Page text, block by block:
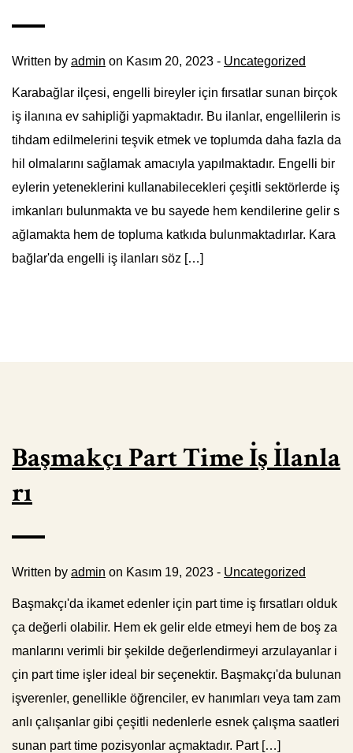
Written by admin on Kasım 20, 2023 - Uncategorized
Karabağlar ilçesi, engelli bireyler için fırsatlar sunan birçok
iş ilanına ev sahipliği yapmaktadır. Bu ilanlar, engellilerin is
tihdam edilmelerini teşvik etmek ve toplumda daha fazla da
hil olmalarını sağlamak amacıyla yapılmaktadır. Engelli bir
eylerin yeteneklerini kullanabilecekleri çeşitli sektörlerde iş
imkanları bulunmakta ve bu sayede hem kendilerine gelir s
ağlamakta hem de topluma katkıda bulunmaktadırlar. Kara
bağlar'da engelli iş ilanları söz […]
Başmakçı Part Time İş İlanla
rı
Written by admin on Kasım 19, 2023 - Uncategorized
Başmakçı'da ikamet edenler için part time iş fırsatları olduk
ça değerli olabilir. Hem ek gelir elde etmeyi hem de boş za
manlarını verimli bir şekilde değerlendirmeyi arzulayanlar i
çin part time işler ideal bir seçenektir. Başmakçı'da bulunan
işverenler, genellikle öğrenciler, ev hanımları veya tam zam
anlı çalışanlar gibi çeşitli nedenlerle esnek çalışma saatleri
sunan part time pozisyonlar açmaktadır. Part […]